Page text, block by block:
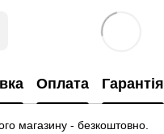
Оплата Гарантія
магазину - безкоштовно.